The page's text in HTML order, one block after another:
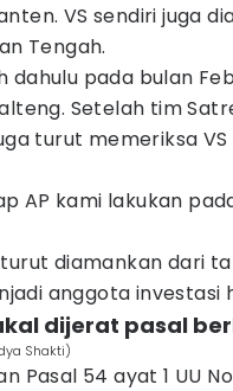
VS sendiri juga
Tengah.
dahulu pada bulan
Setelah tim
turut memeriksa
AP kami lakukan
diamankan dari
anggota investasi
dijerat pasal
Shakti)
Pasal 54 ayat 1 UU